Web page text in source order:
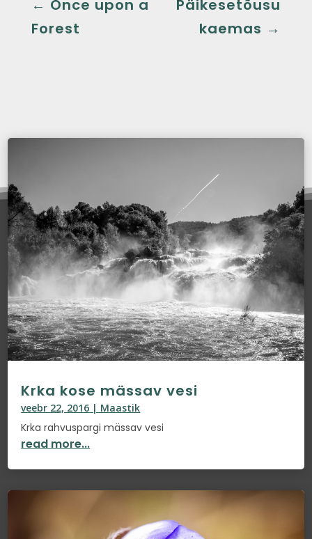
← Once upon a
Forest
Päikesetõusu
kaemas →
Krka kose mässav vesi
veebr 22, 2016 | Maastik
Krka rahvuspargi mässav vesi
read more...